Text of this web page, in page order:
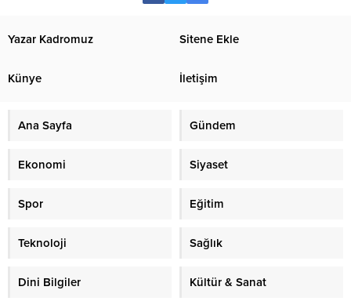
Yazar Kadromuz Sitene Ekle
Künye İletişim
Ana Sayfa Gündem
Ekonomi Siyaset
Spor Eğitim
Teknoloji Sağlık
Dini Bilgiler Kültür & Sanat